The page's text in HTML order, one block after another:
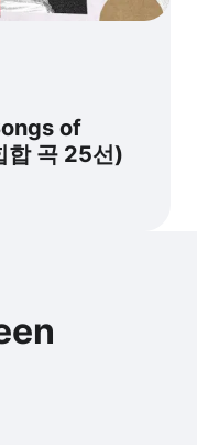
of
곡 25선)